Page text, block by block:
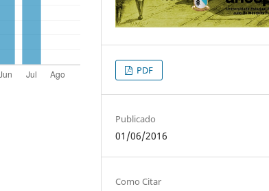
PDF
Publicado
01/06/2016
Como Citar